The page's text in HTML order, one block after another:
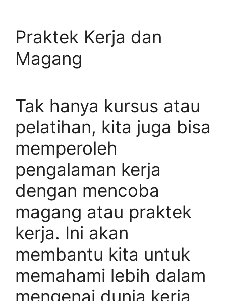
Praktek Kerja dan
Magang
Tak hanya kursus atau
pelatihan, kita juga bisa
memperoleh
pengalaman kerja
dengan mencoba
magang atau praktek
kerja. Ini akan
membantu kita untuk
memahami lebih dalam
mengenai dunia kerja,